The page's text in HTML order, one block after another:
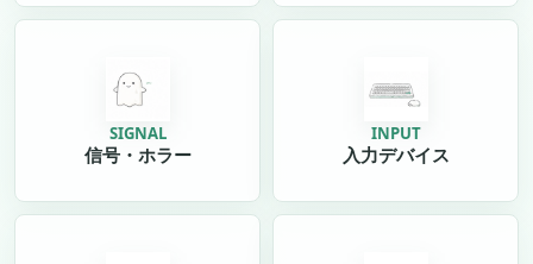
SIGNAL
信号・ホラー
INPUT
入力デバイス